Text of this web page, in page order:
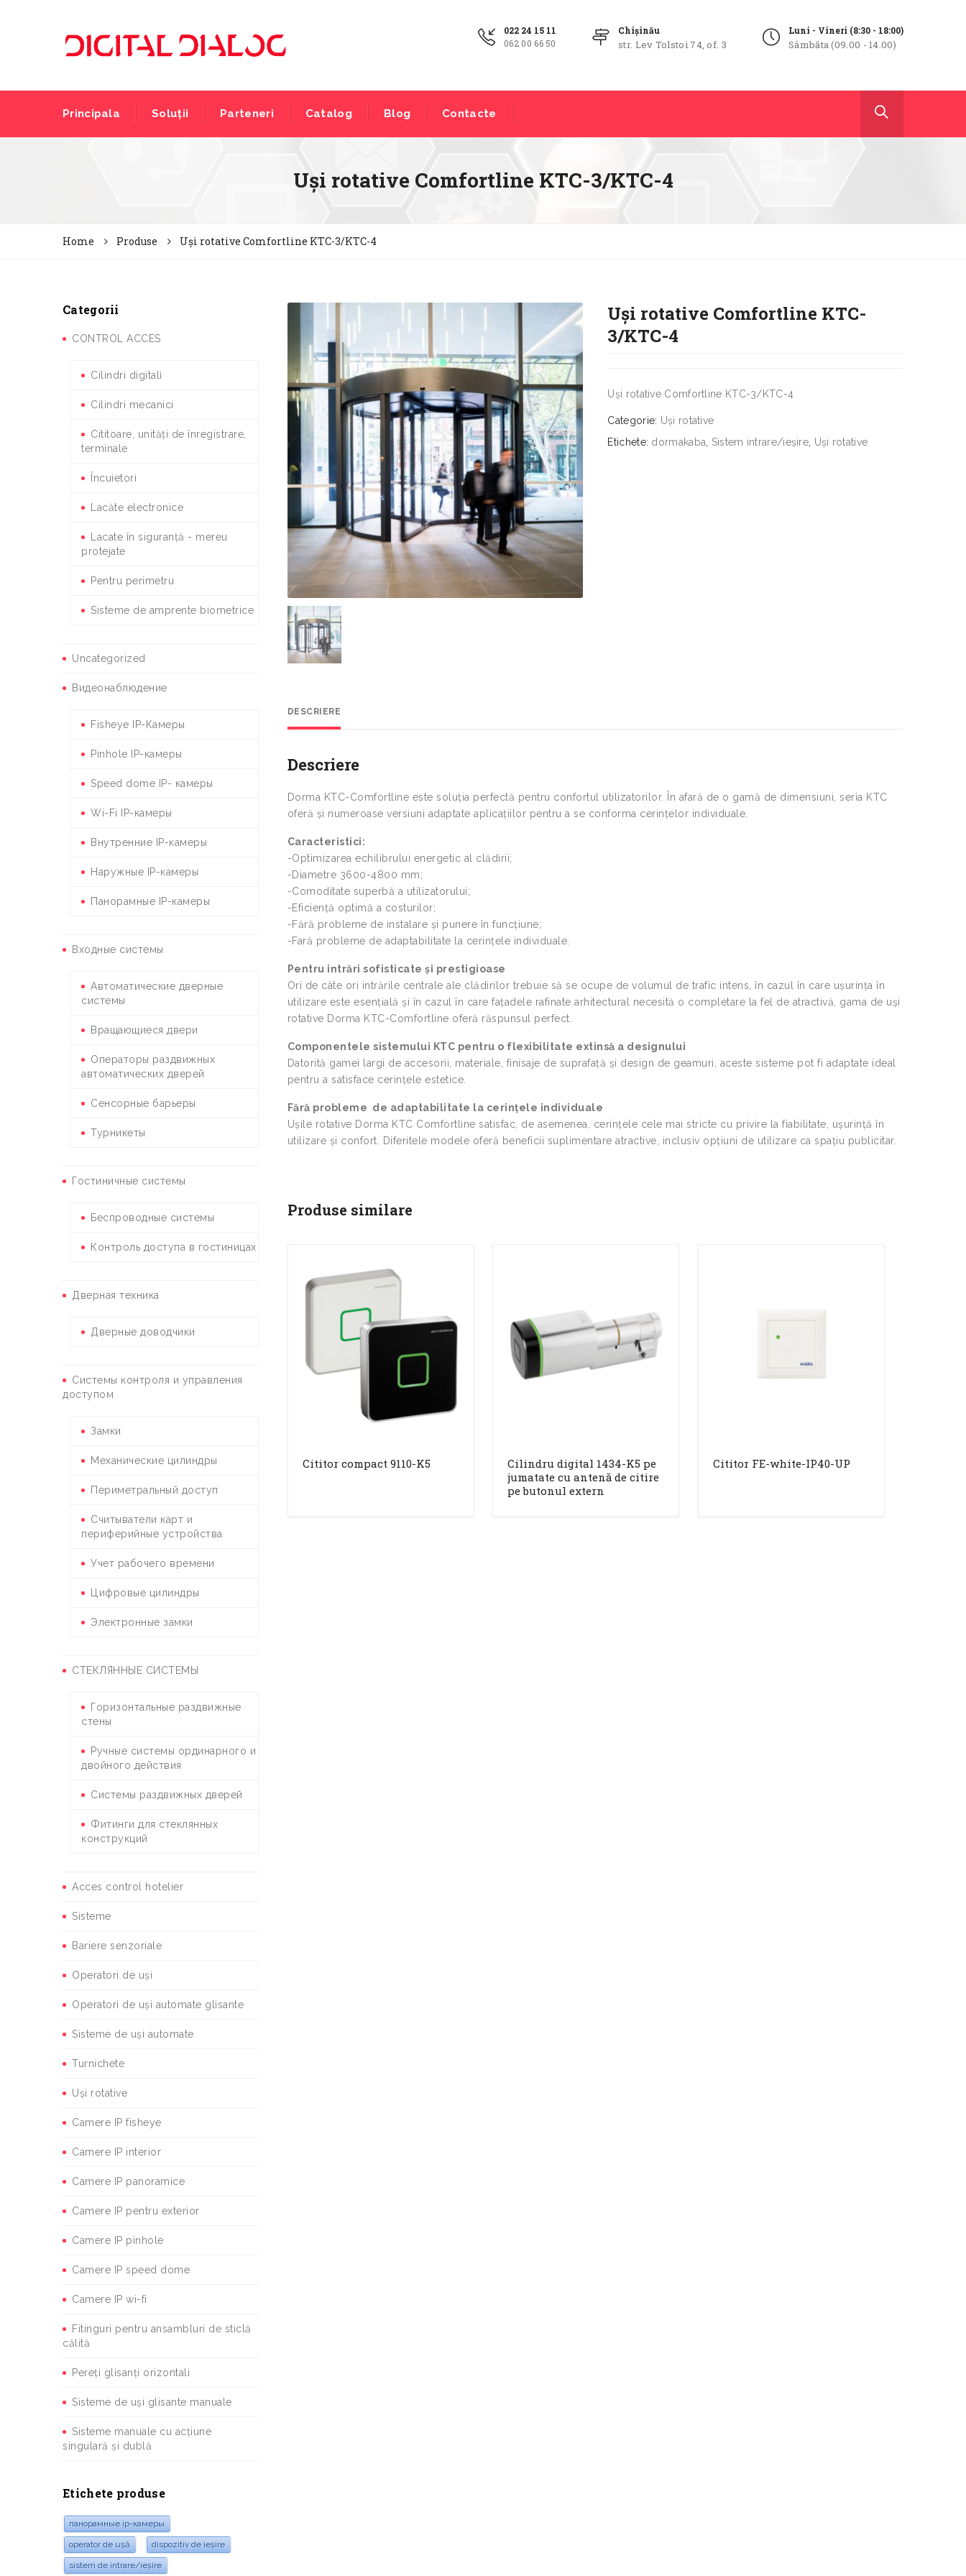
022 24 15 11
062 00 66 50
Chișinău
str. Lev Tolstoi 74, of. 3
Luni - Vineri (8:30 - 18:00)
Sâmbăta (09.00 - 14.00)
Principala Soluții Parteneri Catalog Blog Contacte
Uși rotative Comfortline KTC-3/KTC-4
Home Produse Uși rotative Comfortline KTC-3/KTC-4
Categorii
CONTROL ACCES
Cilindri digitali
Cilindri mecanici
Cititoare, unități de înregistrare,
terminale
Încuietori
Lacăte electronice
Lacate în siguranță - mereu
protejate
Pentru perimetru
Sisteme de amprente biometrice
Uncategorized
Видеонаблюдение
Fisheye IP-Камеры
Pinhole IP-камеры
Speed dome IP- камеры
Wi-Fi IP-камеры
Внутренние IP-камеры
Наружные IP-камеры
Панорамные IP-камеры
Входные системы
Автоматические дверные
системы
Вращающиеся двери
Операторы раздвижных
автоматических дверей
Сенсорные барьеры
Турникеты
Гостиничные системы
Беспроводные системы
Контроль доступа в гостиницах
Дверная техника
Дверные доводчики
Системы контроля и управления
доступом
Замки
Механические цилиндры
Периметральный доступ
Считыватели карт и
периферийные устройства
Учет рабочего времени
Цифровые цилиндры
Электронные замки
СТЕКЛЯННЫЕ СИСТЕМЫ
Горизонтальные раздвижные
стены
Ручные системы ординарного и
двойного действия
Системы раздвижных дверей
Фитинги для стеклянных
конструкций
Acces control hotelier
Sisteme
Bariere senzoriale
Operatori de uși
Operatori de uși automate glisante
Sisteme de uși automate
Turnichete
Uși rotative
Camere IP fisheye
Camere IP interior
Camere IP panoramice
Camere IP pentru exterior
Camere IP pinhole
Camere IP speed dome
Camere IP wi-fi
Fitinguri pentru ansambluri de sticlă
călită
Pereți glisanți orizontali
Sisteme de uși glisante manuale
Sisteme manuale cu acțiune
singulară și dublă
Etichete produse
панорамные ip-камеры
operator de ușă dispozitiv de ieșire
sistem de intrare/ieșire
Uși rotative Comfortline KTC-
3/KTC-4
Uși rotative Comfortline KTC-3/KTC-4
Categorie: Uși rotative
Etichete: dormakaba Sistem intrare/ieșire Uși rotative
DESCRIERE
Descriere
Dorma KTC-Comfortline este soluția perfectă pentru confortul utilizatorilor. În afară de o gamă de dimensiuni, seria KTC
oferă și numeroase versiuni adaptate aplicațiilor pentru a se conforma cerințelor individuale.
Caracteristici:
-Optimizarea echilibrului energetic al clădirii;
-Diametre 3600-4800 mm;
-Comoditate superbă a utilizatorului;
-Eficiență optimă a costurilor;
-Fără probleme de instalare și punere în funcțiune;
-Fară probleme de adaptabilitate la cerințele individuale.
Pentru intrări sofisticate și prestigioase
Ori de câte ori intrările centrale ale clădirilor trebuie să se ocupe de volumul de trafic intens, în cazul în care ușurința în
utilizare este esențială și în cazul în care fațadele rafinate arhitectural necesită o completare la fel de atractivă, gama de uși
rotative Dorma KTC-Comfortline oferă răspunsul perfect.
Componentele sistemului KTC pentru o flexibilitate extinsă a designului
Datorită gamei largi de accesorii, materiale, finisaje de suprafață și design de geamuri, aceste sisteme pot fi adaptate ideal
pentru a satisface cerințele estetice.
Fără probleme de adaptabilitate la cerințele individuale
Ușile rotative Dorma KTC Comfortline satisfac, de asemenea, cerințele cele mai stricte cu privire la fiabilitate, ușurință în
utilizare și confort. Diferitele modele oferă beneficii suplimentare atractive, inclusiv opțiuni de utilizare ca spațiu publicitar.
Produse similare
Cititor compact 9110-K5
Cilindru digital 1434-K5 pe
jumatate cu antenă de citire
pe butonul extern
Cititor FE-white-IP40-UP